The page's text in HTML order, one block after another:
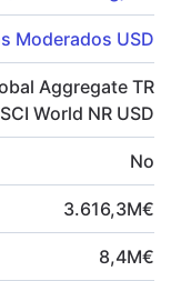
Moderados USD
Aggregate TR
World NR USD
No
3.616,3M€
8,4M€